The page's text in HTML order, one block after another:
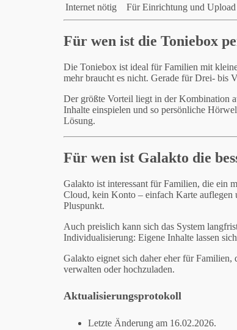
Internet nötig
Für Einrichtung und Upload
Für wen ist die Toniebox
Die Toniebox ist ideal für Familien mit
mehr braucht es nicht. Gerade für Drei- bis
Der größte Vorteil liegt in der Kombination
Inhalte einspielen und so persönliche
Lösung.
Für wen ist Galakto die
Galakto ist interessant für Familien, die ein
Cloud, kein Konto – einfach Karte auflegen
Pluspunkt.
Auch preislich kann sich das System
Individualisierung: Eigene Inhalte lassen
Galakto eignet sich daher eher für
verwalten oder hochzuladen.
Aktualisierungsprotokoll
Letzte Änderung am 16.02.2026.